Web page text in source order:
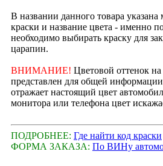
В названии данного товара указана
краски и название цвета - именно
необходимо выбирать краску для
царапин.
ВНИМАНИЕ! Цветовой оттенок на
представлен для общей
отражает настоящий цвет
монитора или телефона цвет
ПОДРОБНЕЕ: Где найти код краски
ФОРМА ЗАКАЗА: По ВИНу